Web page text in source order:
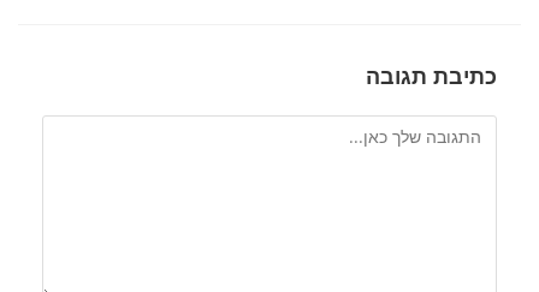
כתיבת תגובה